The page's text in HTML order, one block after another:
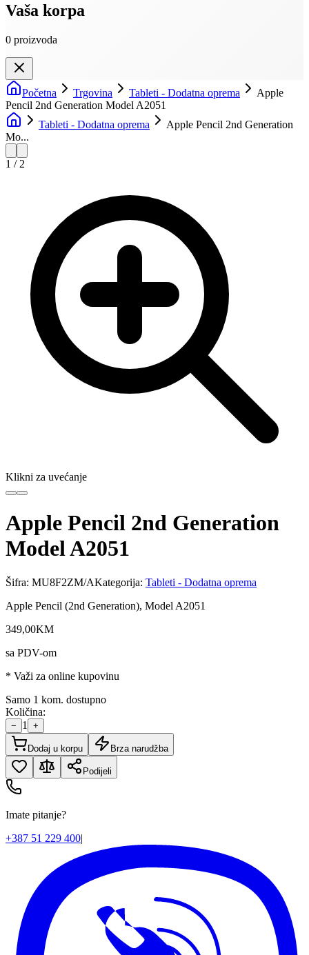
Vaša korpa
0 proizvoda
Početna Trgovina Tableti - Dodatna oprema
Apple
Pencil 2nd Generation Model A2051
Tableti - Dodatna oprema
Apple Pencil 2nd Generation
Mo...
1 / 2
Klikni za uvećanje
Apple Pencil 2nd Generation
Model A2051
Šifra: MU8F2ZM/AKategorija: Tableti - Dodatna oprema
Apple Pencil (2nd Generation), Model A2051
349,00KM
sa PDV-om
* Važi za online kupovinu
Samo 1 kom. dostupno
Količina:
− 1 +
Dodaj u korpu Brza narudžba
Podijeli
Imate pitanje?
+387 51 229 400|